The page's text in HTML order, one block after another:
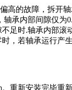
的故障，拆开
轴承内部间隙仅为
不足时.轴承内部滚
，若轴承运行
。重新安装完毕重